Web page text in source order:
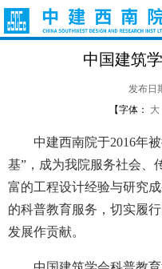
中国建筑
发布日
【字体： 大
中建西南院于2016年被
基”，成为我院服务社会、
富的工程设计经验与研究
的科普教育服务，切实履
发展作贡献。